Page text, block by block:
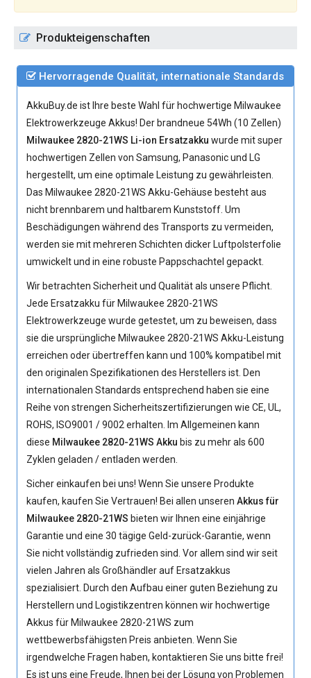
Produkteigenschaften
Hervorragende Qualität, internationale Standards
AkkuBuy.de ist Ihre beste Wahl für hochwertige Milwaukee
Elektrowerkzeuge Akkus! Der brandneue 54Wh (10 Zellen)
Milwaukee 2820-21WS Li-ion Ersatzakku wurde mit super
hochwertigen Zellen von Samsung, Panasonic und LG
hergestellt, um eine optimale Leistung zu gewährleisten.
Das Milwaukee 2820-21WS Akku-Gehäuse besteht aus
nicht brennbarem und haltbarem Kunststoff. Um
Beschädigungen während des Transports zu vermeiden,
werden sie mit mehreren Schichten dicker Luftpolsterfolie
umwickelt und in eine robuste Pappschachtel gepackt.
Wir betrachten Sicherheit und Qualität als unsere Pflicht.
Jede Ersatzakku für Milwaukee 2820-21WS
Elektrowerkzeuge wurde getestet, um zu beweisen, dass
sie die ursprüngliche Milwaukee 2820-21WS Akku-Leistung
erreichen oder übertreffen kann und 100% kompatibel mit
den originalen Spezifikationen des Herstellers ist. Den
internationalen Standards entsprechend haben sie eine
Reihe von strengen Sicherheitszertifizierungen wie CE, UL,
ROHS, ISO9001 / 9002 erhalten. Im Allgemeinen kann
diese Milwaukee 2820-21WS Akku bis zu mehr als 600
Zyklen geladen / entladen werden.
Sicher einkaufen bei uns! Wenn Sie unsere Produkte
kaufen, kaufen Sie Vertrauen! Bei allen unserenAkkus für
Milwaukee 2820-21WS bieten wir Ihnen eine einjährige
Garantie und eine 30 tägige Geld-zurück-Garantie, wenn
Sie nicht vollständig zufrieden sind. Vor allem sind wir seit
vielen Jahren als Großhändler auf Ersatzakkus
spezialisiert. Durch den Aufbau einer guten Beziehung zu
Herstellern und Logistikzentren können wir hochwertige
Akkus für Milwaukee 2820-21WS zum
wettbewerbsfähigsten Preis anbieten. Wenn Sie
irgendwelche Fragen haben, kontaktieren Sie uns bitte frei!
Es ist uns eine Freude, Ihnen bei der Lösung von Problemen